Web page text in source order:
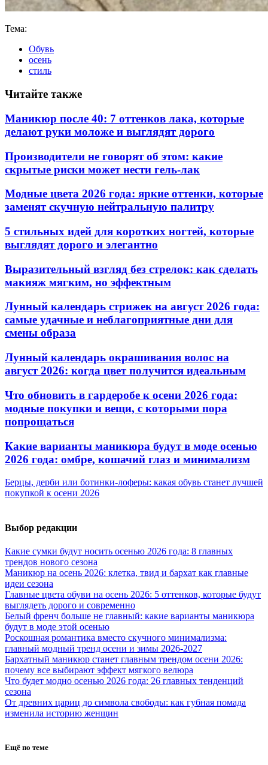
Тема:
Обувь
осень
стиль
Читайте также
Маникюр после 40: 7 оттенков лака, которые
делают руки моложе и выглядят дорого
Производители не говорят об этом: какие
скрытые риски может нести гель-лак
Модные цвета 2026 года: яркие оттенки, которые
заменят скучную нейтральную палитру
5 стильных идей для коротких ногтей, которые
выглядят дорого и элегантно
Выразительный взгляд без стрелок: как сделать
макияж мягким, но эффектным
Лунный календарь стрижек на август 2026 года:
самые удачные и неблагоприятные дни для
смены образа
Лунный календарь окрашивания волос на
август 2026: когда цвет получится идеальным
Что обновить в гардеробе к осени 2026 года:
модные покупки и вещи, с которыми пора
попрощаться
Какие варианты маникюра будут в моде осенью
2026 года: омбре, кошачий глаз и минимализм
Берцы, дерби или ботинки-лоферы: какая обувь станет лучшей
покупкой к осени 2026
Выбор редакции
Какие сумки будут носить осенью 2026 года: 8 главных
трендов нового сезона
Маникюр на осень 2026: клетка, твид и бархат как главные
идеи сезона
Главные цвета обуви на осень 2026: 5 оттенков, которые будут
выглядеть дорого и современно
Белый френч больше не главный: какие варианты маникюра
будут в моде этой осенью
Роскошная романтика вместо скучного минимализма:
главный модный тренд осени и зимы 2026-2027
Бархатный маникюр станет главным трендом осени 2026:
почему все выбирают эффект мягкого велюра
Что будет модно осенью 2026 года: 26 главных тенденций
сезона
От древних цариц до символа свободы: как губная помада
изменила историю женщин
Ещё по теме